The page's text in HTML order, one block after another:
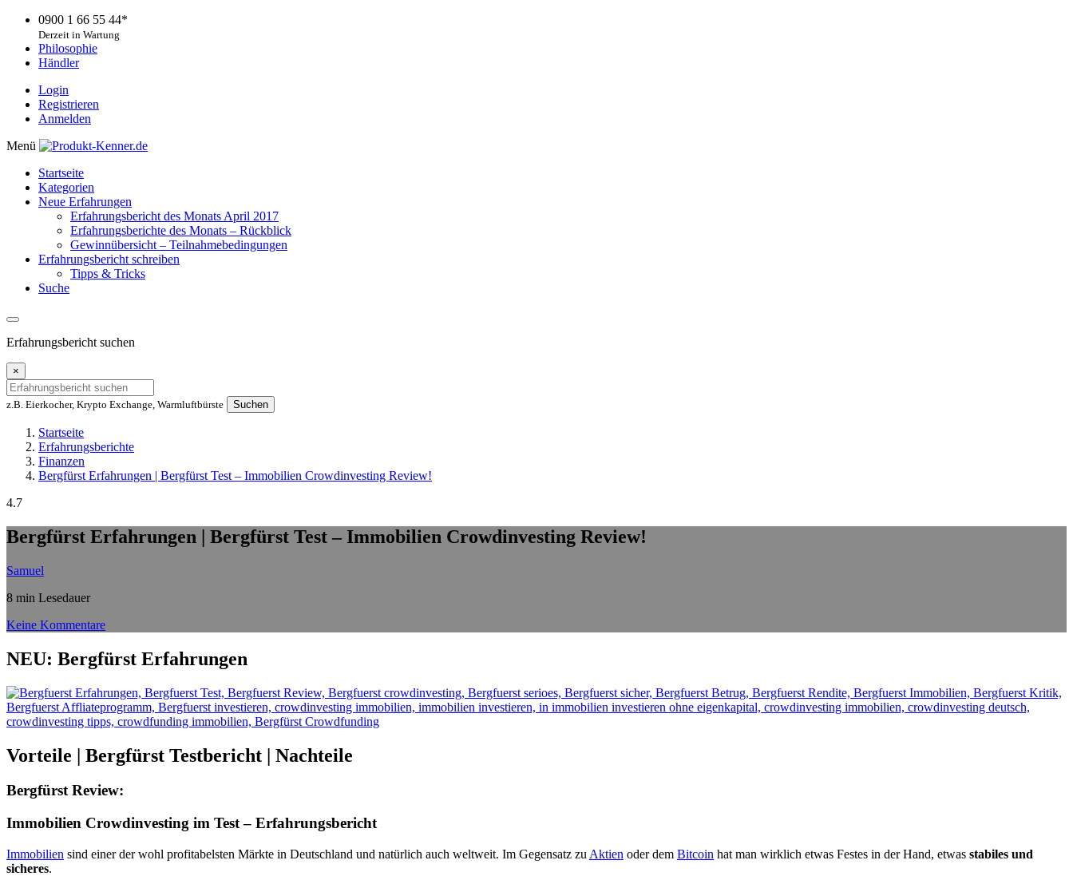
0900 1 66 55 44*
Derzeit in Wartung
Philosophie
Händler
Login
Registrieren
Anmelden
Menü
Startseite
Kategorien
Neue Erfahrungen
Erfahrungsbericht des Monats April 2017
Erfahrungsberichte des Monats – Rückblick
Gewinnübersicht – Teilnahmebedingungen
Erfahrungsbericht schreiben
Tipps & Tricks
Suche
Erfahrungsbericht suchen
×
z.B. Eierkocher, Krypto Exchange, Warmluftbürste Suchen
Startseite
Erfahrungsberichte
Finanzen
Bergfürst Erfahrungen | Bergfürst Test – Immobilien Crowdinvesting Review!
4.7
Bergfürst Erfahrungen | Bergfürst Test – Immobilien Crowdinvesting Review!
Samuel
8 min Lesedauer
Keine Kommentare
NEU: Bergfürst Erfahrungen
Vorteile | Bergfürst Testbericht | Nachteile
Bergfürst Review:
Immobilien Crowdinvesting im Test – Erfahrungsbericht
Immobilien sind einer der wohl profitabelsten Märkte in Deutschland und natürlich auch weltweit. Im Gegensatz zu Aktien oder dem Bitcoin hat man wirklich etwas Festes in der Hand, etwas stabiles und
sicheres.